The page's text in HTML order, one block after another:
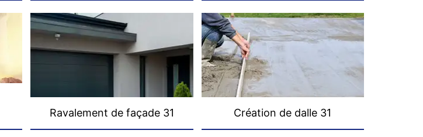
Ravalement de façade 31 Création de dalle 31